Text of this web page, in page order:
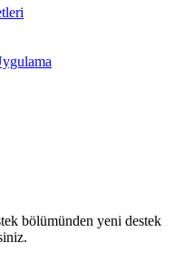
bölümünden yeni destek